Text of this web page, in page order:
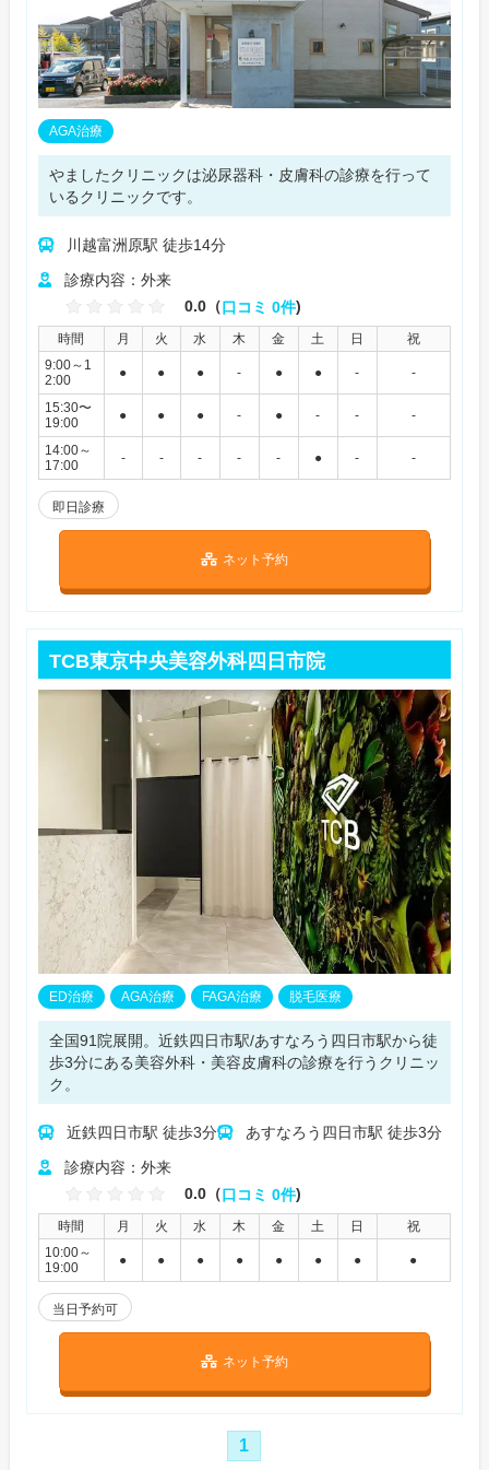
AGA治療
やましたクリニックは泌尿器科・皮膚科の診療を行って
いるクリニックです。
川越富洲原駅 徒歩14分
診療内容：外来
0.0（口コミ 0件)
時間 月 火 水 木 金 土 日
祝
9:00～1
2:00
● ● ● - ● ● - -
15:30〜
19:00
● ● ● - ● - - -
14:00～
17:00
- - - - - ● - -
即日診療
ネット予約
TCB東京中央美容外科四日市院
ED治療 AGA治療 FAGA治療 脱毛医療
全国91院展開。近鉄四日市駅/あすなろう四日市駅から徒
歩3分にある美容外科・美容皮膚科の診療を行うクリニッ
ク。
近鉄四日市駅 徒歩3分
あすなろう四日市駅 徒歩3分
診療内容：外来
0.0（口コミ 0件)
時間 月 火 水 木 金 土 日
祝
10:00～
19:00
● ● ● ● ● ● ● ●
当日予約可
ネット予約
1